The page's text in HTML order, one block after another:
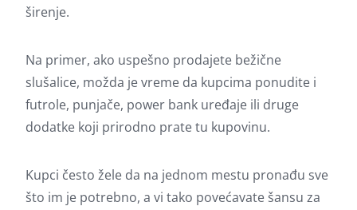
širenje.
Na primer, ako uspešno prodajete bežične
slušalice, možda je vreme da kupcima ponudite i
futrole, punjače, power bank uređaje ili druge
dodatke koji prirodno prate tu kupovinu.
Kupci često žele da na jednom mestu pronađu sve
što im je potrebno, a vi tako povećavate šansu za